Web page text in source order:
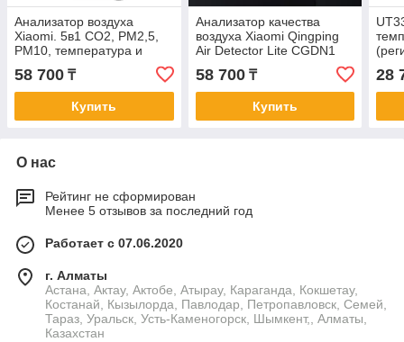
Анализатор воздуха
Xiaomi. 5в1 CО2, PM2,5,
PM10, температура и
влажность
58 700 ₸
Купить
Анализатор качества
воздуха Xiaomi Qingping
Air Detector Lite CGDN1
58 700₸
Купить
28
О нас
Рейтинг не сформирован
Менее 5 отзывов за последний год
Работает с 07.06.2020
г. Алматы
Астана, Актау, Актобе, Атырау, Караганда, Кокшетау,
Костанай, Кызылорда, Павлодар, Петропавловск, Семей,
Тараз, Уральск, Усть-Каменогорск, Шымкент,, Алматы,
Казахстан